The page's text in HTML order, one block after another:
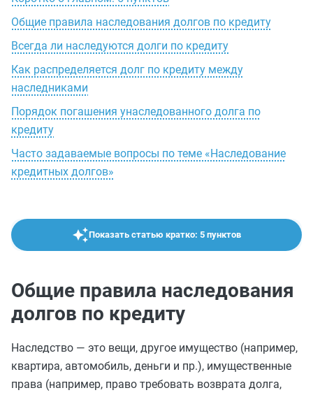
Общие правила наследования долгов по кредиту
Всегда ли наследуются долги по кредиту
Как распределяется долг по кредиту между
наследниками
Порядок погашения унаследованного долга по
кредиту
Часто задаваемые вопросы по теме «Наследование
кредитных долгов»
Показать статью кратко: 5 пунктов
Общие правила наследования
долгов по кредиту
Наследство — это вещи, другое имущество (например,
квартира, автомобиль, деньги и пр.), имущественные
права (например, право требовать возврата долга,